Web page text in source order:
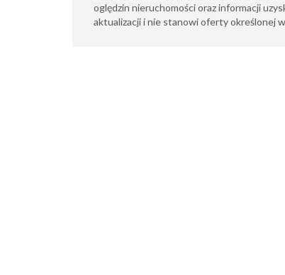
oględzin nieruchomości oraz informacji
aktualizacji i nie stanowi oferty określonej